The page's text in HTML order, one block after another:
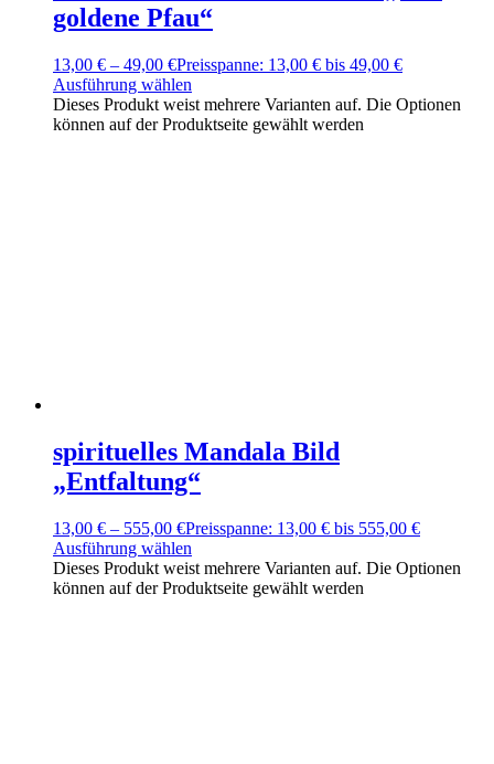
goldene Pfau“
13,00 € – 49,00 €Preisspanne: 13,00 € bis 49,00 €
Ausführung wählen
Dieses Produkt weist mehrere Varianten auf. Die Optionen
können auf der Produktseite gewählt werden
spirituelles Mandala Bild
„Entfaltung“
13,00 € – 555,00 €Preisspanne: 13,00 € bis 555,00 €
Ausführung wählen
Dieses Produkt weist mehrere Varianten auf. Die Optionen
können auf der Produktseite gewählt werden